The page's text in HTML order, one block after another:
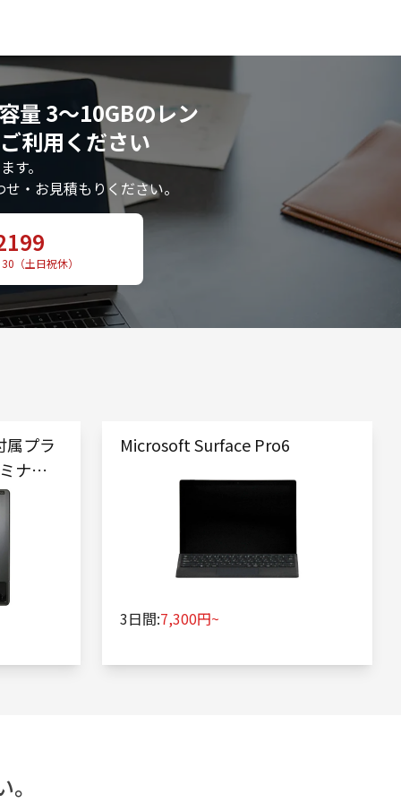
量 3〜10GBのレン
利用ください
す。
・お見積もりください。
（土日祝休）
属プラ
ナー
Microsoft Surface Pro6
3日間:7,300円~